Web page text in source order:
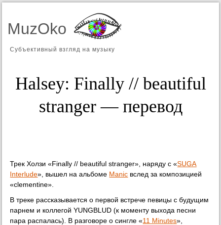
MuzOko
Субъективный взгляд на музыку
Halsey: Finally // beautiful
stranger — перевод
Трек Холзи «Finally // beautiful stranger», наряду с «SUGA
Interlude», вышел на альбоме Manic вслед за композицией
«clementine».
В треке рассказывается о первой встрече певицы с будущим
парнем и коллегой YUNGBLUD (к моменту выхода песни
пара распалась). В разговоре о сингле «11 Minutes»,